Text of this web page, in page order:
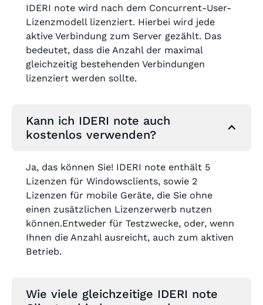
IDERI note wird nach dem Concurrent-User-
Lizenzmodell lizenziert. Hierbei wird jede
aktive Verbindung zum Server gezählt. Das
bedeutet, dass die Anzahl der maximal
gleichzeitig bestehenden Verbindungen
lizenziert werden sollte.
Kann ich IDERI note auch
kostenlos verwenden?
Ja, das können Sie! IDERI note enthält 5
Lizenzen für Windowsclients, sowie 2
Lizenzen für mobile Geräte, die Sie ohne
einen zusätzlichen Lizenzerwerb nutzen
können.Entweder für Testzwecke, oder, wenn
Ihnen die Anzahl ausreicht, auch zum aktiven
Betrieb.
Wie viele gleichzeitige IDERI note